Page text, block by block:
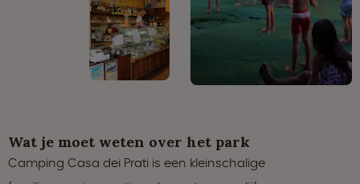
Wat je moet weten over het park
Camping Casa dei Prati is een kleinschalige